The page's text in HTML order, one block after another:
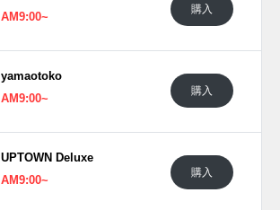
AM9:00~
購入
yamaotoko
AM9:00~
購入
UPTOWN Deluxe
AM9:00~
購入